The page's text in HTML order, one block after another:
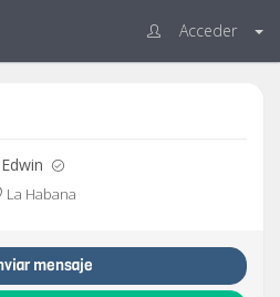
Acceder
Edwin
La Habana
mensaje